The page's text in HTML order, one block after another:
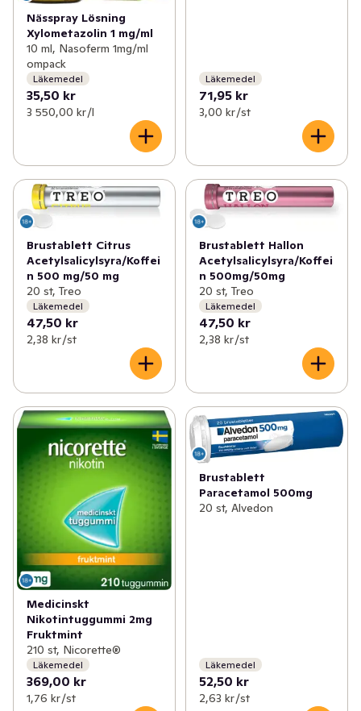
Nässpray Lösning
Xylometazolin 1 mg/ml
10 ml, Nasoferm 1mg/ml
ompack
Läkemedel
35,50 kr
3 550,00 kr /l
Läkemedel
71,95 kr
3,00 kr /st
Brustablett Citrus
Acetylsalicylsyra/Koffei
n 500 mg/50 mg
20 st, Treo
Läkemedel
47,50 kr
2,38 kr /st
Brustablett Hallon
Acetylsalicylsyra/Koffei
n 500mg/50mg
20 st, Treo
Läkemedel
47,50 kr
2,38 kr /st
Medicinskt
Nikotintuggummi 2mg
Fruktmint
210 st, Nicorette®
Läkemedel
369,00 kr
1,76 kr /st
Brustablett
Paracetamol 500mg
20 st, Alvedon
Läkemedel
52,50 kr
2,63 kr /st